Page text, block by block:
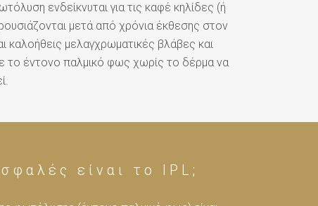
ενδείκνυται για τις καφέ κηλίδες (ή
μετά από χρόνια έκθεσης στον
καλοήθεις μελαγχρωματικές βλάβες και
το έντονο παλμικό φως χωρίς το δέρμα να
είναι το IPL;